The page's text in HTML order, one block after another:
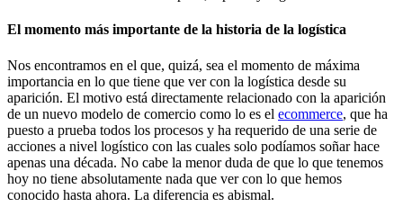
El momento más importante de la historia de la logística
Nos encontramos en el que, quizá, sea el momento de máxima
importancia en lo que tiene que ver con la logística desde su
aparición. El motivo está directamente relacionado con la aparición
de un nuevo modelo de comercio como lo es el ecommerce, que ha
puesto a prueba todos los procesos y ha requerido de una serie de
acciones a nivel logístico con las cuales solo podíamos soñar hace
apenas una década. No cabe la menor duda de que lo que tenemos
hoy no tiene absolutamente nada que ver con lo que hemos
conocido hasta ahora. La diferencia es abismal.